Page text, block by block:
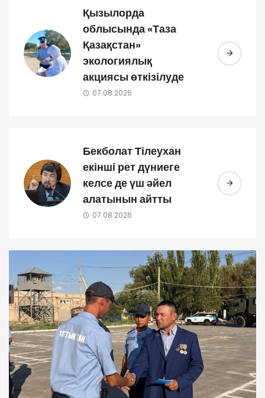
Қызылорда
облысында «Таза
Қазақстан»
экологиялық
акциясы өткізілуде
07.08.2026
Бекболат Тілеухан
екінші рет дүниеге
келсе де үш әйел
алатынын айтты
07.08.2026